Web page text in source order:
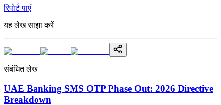
रिपोर्ट पाएं
यह लेख साझा करें
संबंधित लेख
UAE Banking SMS OTP Phase Out: 2026 Directive
Breakdown